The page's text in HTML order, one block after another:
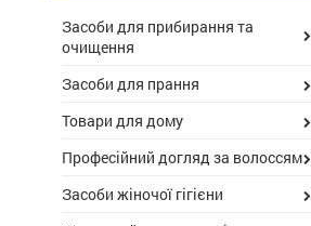
Засоби для прибирання та
очищення
Засоби для прання
Товари для дому
Професійний догляд за волоссям
Засоби жіночої гігієни